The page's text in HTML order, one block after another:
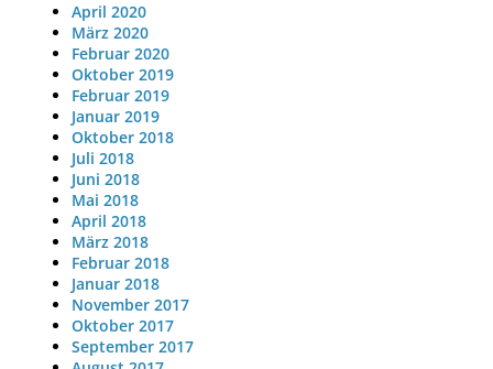
April 2020
März 2020
Februar 2020
Oktober 2019
Februar 2019
Januar 2019
Oktober 2018
Juli 2018
Juni 2018
Mai 2018
April 2018
März 2018
Februar 2018
Januar 2018
November 2017
Oktober 2017
September 2017